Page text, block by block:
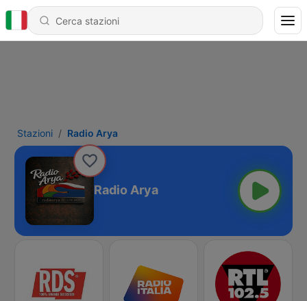
Stazioni Radio Arya
Radio Arya